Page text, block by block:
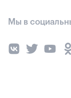
Мы в